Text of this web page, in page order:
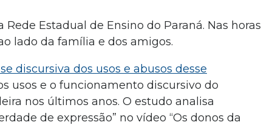
Estadual de Ensino do Paraná. Nas horas
lado da família e dos amigos.
discursiva dos usos e abusos desse
usos e o funcionamento discursivo do
nos últimos anos. O estudo analisa
de expressão” no vídeo “Os donos da